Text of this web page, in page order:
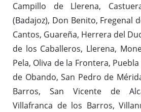
Campillo de Llerena,
(Badajoz), Don Benito, Fregenal
Cantos, Guareña, Herrera del
de los Caballeros, Llerena,
Pela, Oliva de la Frontera,
de Obando, San Pedro de
Barros, San Vicente de
Villafranca de los Barros,